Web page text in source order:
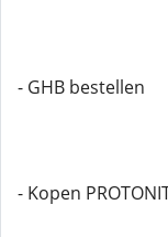
- GHB bestellen
- Kopen